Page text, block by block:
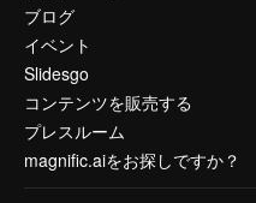
ブログ
イベント
Slidesgo
コンテンツを販売する
プレスルーム
magnific.aiをお探しですか？